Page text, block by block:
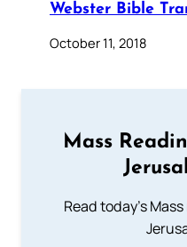
Webster Bible
October 11, 2018
Mass
Read today's